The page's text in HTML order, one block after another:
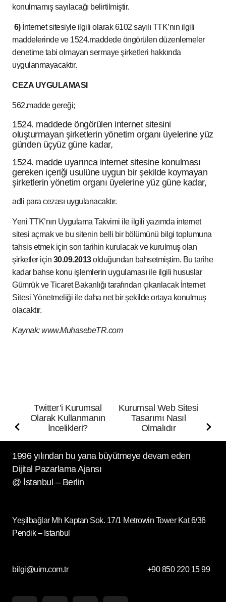
konulmamış sayılacağı belirtilmiştir.
6) İnternet sitesiyle ilgili olarak 6102 sayılı TTK’nın ilgili
maddelerinde ve 1524.maddede öngörülen düzenlemeler
denetime tabi olmayan sermaye şirketleri hakkında
uygulanmayacaktır.
CEZA UYGULAMASI
562.madde gereği;
1524. maddede öngörülen internet sitesini
oluşturmayan şirketlerin yönetim organı üyelerine yüz
günden üçyüz güne kadar,
1524. madde uyarınca internet sitesine konulması
gereken içeriği usulüne uygun bir şekilde koymayan
şirketlerin yönetim organı üyelerine yüz güne kadar,
adli para cezası uygulanacaktır.
Yeni TTK’nın Uygulama Takvimi ile ilgili yazımda internet
sitesi açmak ve bu sitenin belli bir bölümünü bilgi toplumuna
tahsis etmek için son tarihin kurulacak ve kurulmuş olan
şirketler için 30.09.2013olduğundan bahsetmiştim. Bu tarihe
kadar bahse konu işlemlerin uygulaması ile ilgili hususlar
Gümrük ve Ticaret Bakanlığı tarafından çıkarılacak İnternet
Sitesi Yönetmeliği ile daha net bir şekilde ortaya konulmuş
olacaktır.
Kaynak: www.MuhasebeTR.com
Twitter’i Kurumsal
Olarak Kullanmanın
İncelikleri?
Kurumsal Web Sitesi
Tasarımı Nasıl
Olmalıdır
1996 yılından bu yana büyütmeye devam eden
Dijital Pazarlama Ajansı
@ İstanbul – Berlin
Yeşilbağlar Mh Kaptan Sok. 17/1 Metrowin Tower Kat 6/36
Pendik – Istanbul
bilgi@uim.com.tr +90 850 220 15 99